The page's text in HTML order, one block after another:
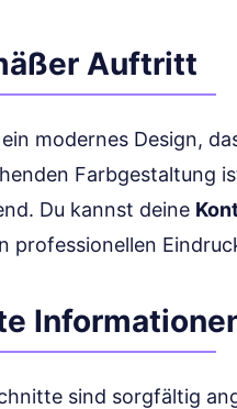
Auftritt
modernes Design,
Farbgestaltung
Du kannst deine
professionellen
sind sorgfältig